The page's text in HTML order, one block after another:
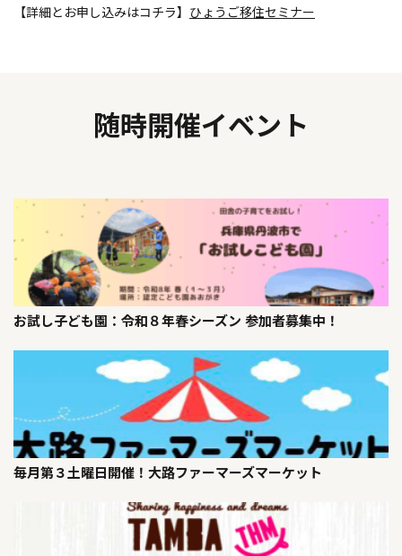
【詳細とお申し込みはコチラ】 ひょうご移住セミナー
随時開催イベント
お試し子ども園：令和８年春シーズン 参加者募集中！
毎月第３土曜日開催！大路ファーマーズマーケット